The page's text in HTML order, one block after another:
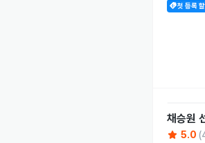
첫 등록
채승원
5.0 (